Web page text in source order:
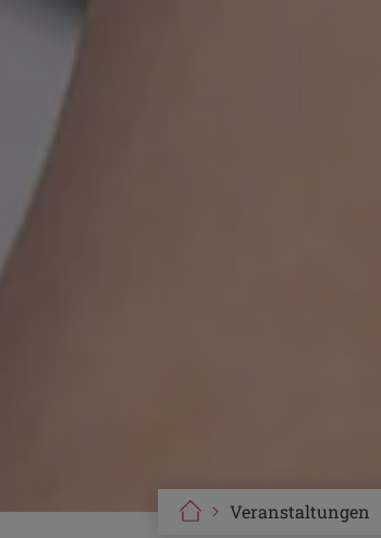
Veranstaltungen